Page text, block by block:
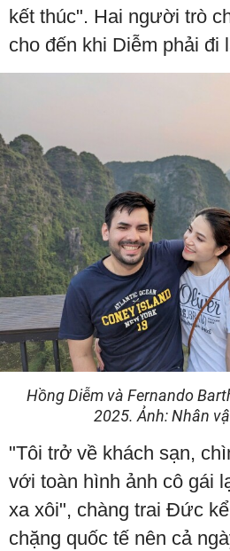
kết thúc". Hai người trò
cho đến khi Diễm phải đi
Hồng Diễm và Fernando
2025. Ảnh: Nhân
"Tôi trở về khách sạn,
với toàn hình ảnh cô gái
xa xôi", chàng trai Đức
chặng quốc tế nên cả